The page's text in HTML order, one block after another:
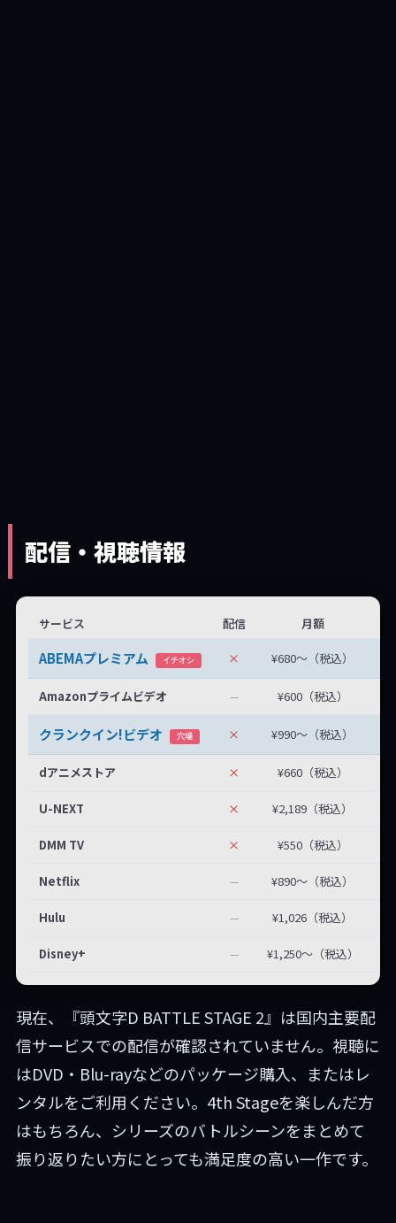
配信・視聴情報
サービス 配信 月額
ABEMAプレミアム イチオシ × ¥680〜（税込）
Amazonプライムビデオ — ¥600（税込）
クランクイン!ビデオ 穴場 × ¥990〜（税込）
dアニメストア × ¥660（税込）
U-NEXT × ¥2,189（税込）
DMM TV × ¥550（税込）
Netflix — ¥890〜（税込）
Hulu — ¥1,026（税込）
Disney+ — ¥1,250〜（税込）
現在、『頭文字D BATTLE STAGE 2』は国内主要配
信サービスでの配信が確認されていません。視聴に
はDVD・Blu-rayなどのパッケージ購入、またはレ
ンタルをご利用ください。4th Stageを楽しんだ方
はもちろん、シリーズのバトルシーンをまとめて
振り返りたい方にとっても満足度の高い一作です。